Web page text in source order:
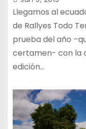
Llegamos al
de Rallyes Todo
prueba del año
certamen- con la
edición…